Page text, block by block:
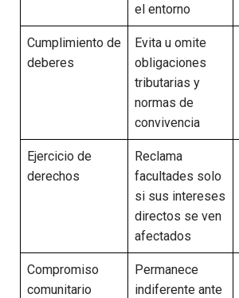
el entorno
Cumplimiento de
deberes
Evita u omite
obligaciones
tributarias y
normas de
convivencia
Ejercicio de
derechos
Reclama
facultades solo
si sus intereses
directos se ven
afectados
Compromiso
comunitario
Permanece
indiferente ante